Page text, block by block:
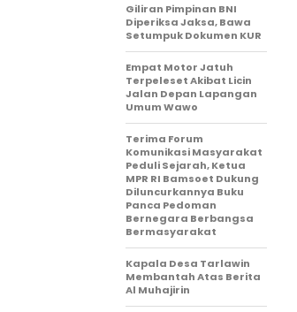
Giliran Pimpinan BNI
Diperiksa Jaksa, Bawa
Setumpuk Dokumen KUR
Empat Motor Jatuh
Terpeleset Akibat Licin
Jalan Depan Lapangan
Umum Wawo
Terima Forum
Komunikasi Masyarakat
Peduli Sejarah, Ketua
MPR RI Bamsoet Dukung
Diluncurkannya Buku
Panca Pedoman
Bernegara Berbangsa
Bermasyarakat
Kapala Desa Tarlawin
Membantah Atas Berita
Al Muhajirin